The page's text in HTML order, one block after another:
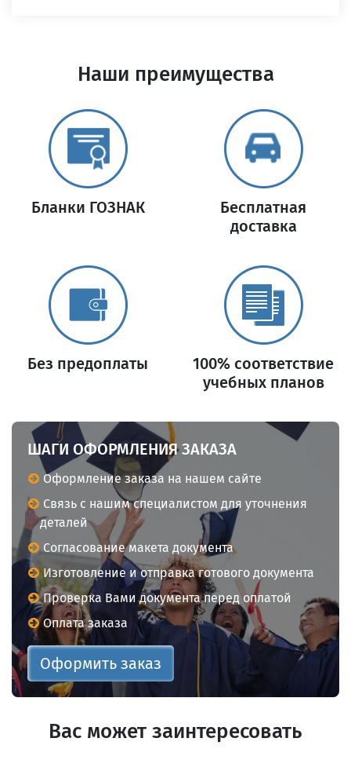
Наши преимущества
Бланки ГОЗНАК
Бесплатная
доставка
Без предоплаты
100% соответствие
учебных планов
ШАГИ ОФОРМЛЕНИЯ ЗАКАЗА
Оформление заказа на нашем сайте
Связь с нашим специалистом для уточнения
деталей
Согласование макета документа
Изготовление и отправка готового документа
Проверка Вами документа перед оплатой
Оплата заказа
Оформить заказ
Вас может заинтересовать